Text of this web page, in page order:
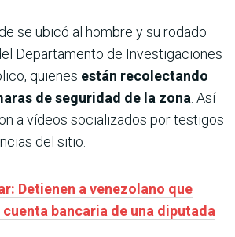
se ubicó al hombre y su rodado
Departamento de Investigaciones
quienes están recolectando
de seguridad de la zona . Así
a vídeos socializados por testigos
del sitio.
Detienen a venezolano que
bancaria de una diputada